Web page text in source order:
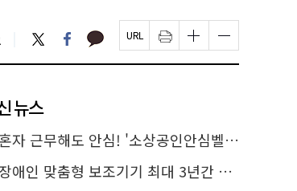
트
위
터
페
이
스
카
카 페
이
지
인
쇄
하
글
자
크
하
기
글
자
크
하
기
뉴스
혼자 근무해도 안심! '소상공인안심벨' 신청하세요
장애인 맞춤형 보조기기 최대 3년간 무상 대여…삶의 질 높인다